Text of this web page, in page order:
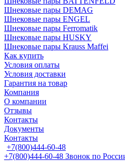
Шнековые пары DEMAG
Шнековые пары ENGEL
Шнековые пары Ferromatik
Шнековые пары HUSKY
Шнековые пары Krauss Maffei
Как купить
Условия оплаты
Условия доставки
Гарантия на товар
Компания
О компании
Отзывы
Контакты
Документы
Контакты
+7(800)444-60-48
+7(800)444-60-48 Звонок по